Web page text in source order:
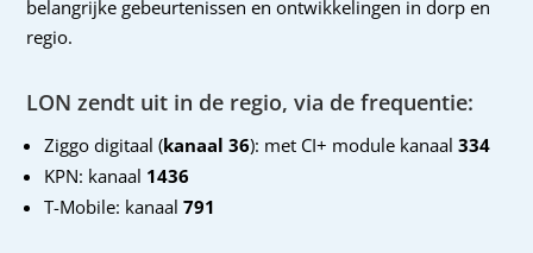
belangrijke gebeurtenissen en ontwikkelingen in dorp en
regio.
LON zendt uit in de regio, via de frequentie:
Ziggo digitaal (kanaal 36): met CI+ module kanaal 334
KPN: kanaal 1436
T-Mobile: kanaal791